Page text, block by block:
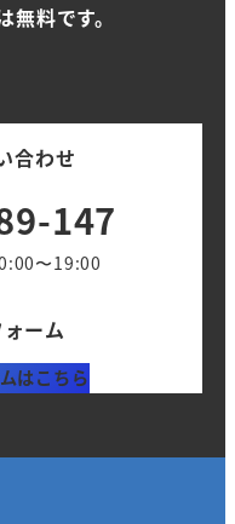
料です。
合わせ
147
〜19:00
ーム
はこちら